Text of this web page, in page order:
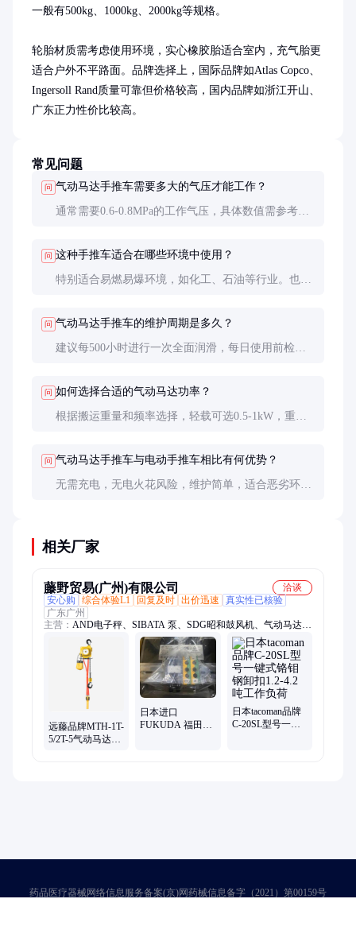
一般有500kg、1000kg、2000kg等规格。
轮胎材质需考虑使用环境，实心橡胶胎适合室内，充气胎更
适合户外不平路面。品牌选择上，国际品牌如Atlas Copco、
Ingersoll Rand质量可靠但价格较高，国内品牌如浙江开山、
广东正力性价比较高。
常见问题
问 气动马达手推车需要多大的气压才能工作？
通常需要0.6-0.8MPa的工作气压，具体数值需参考产
问 这种手推车适合在哪些环境中使用？
特别适合易燃易爆环境，如化工、石油等行业。也适
问 气动马达手推车的维护周期是多久？
建议每500小时进行一次全面润滑，每日使用前检查
问 如何选择合适的气动马达功率？
根据搬运重量和频率选择，轻载可选0.5-1kW，重载
问 气动马达手推车与电动手推车相比有何优势？
无需充电，无电火花风险，维护简单，适合恶劣环
相关厂家
藤野贸易(广州)有限公司
洽谈
安心购
综合体验L1 回复及时 出价迅速
真实性已核验
广东广州
主营： AND电子秤、SIBATA 泵、SDG昭和鼓风机、气动马达手
推车、TORAY东丽、THINKY搅拌机、SUIDEN瑞电、OJIDEN
开关、变压器、东方马达
远藤品牌MTH-1T-
5/2T-5气动马达手
日本进口
FUKUDA 福田电
日本tacoman品牌
C-20SL型号一键
药品医疗器械网络信息服务备案(京)网药械信息备字（2021）第00159号